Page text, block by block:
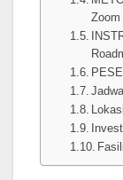
Zoom